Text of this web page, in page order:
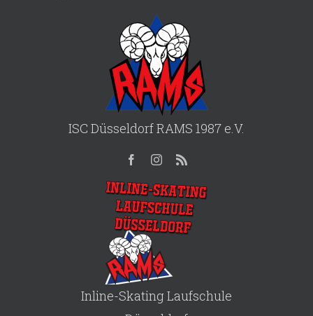
ISC Düsseldorf RAMS 1987 e.V.
Inline-Skating Laufschule